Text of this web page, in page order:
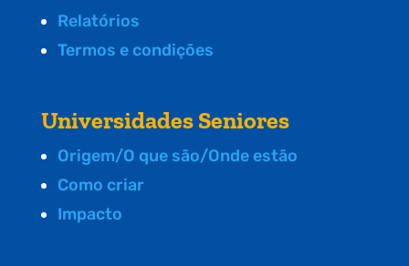
Relatórios
Termos e condições
Universidades Seniores
Origem/O que são/Onde estão
Como criar
Impacto